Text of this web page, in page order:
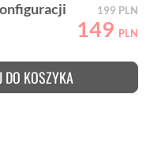
199 PLN
149 PLN
DO KOSZYKA